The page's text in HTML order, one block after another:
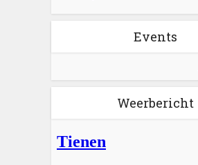
Events
Weerbericht